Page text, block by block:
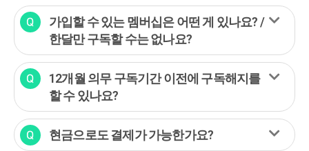
가입할 수 있는 멤버십은 어떤 게 있나요? /
한달만 구독할 수는 없나요?
12개월 의무 구독기간 이전에 구독해지를
할 수 있나요?
현금으로도 결제가 가능한가요?